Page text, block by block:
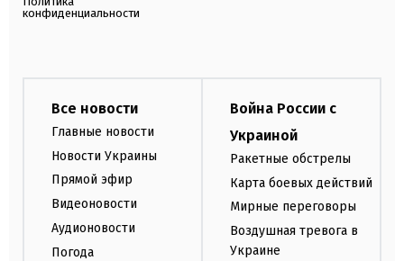
конфиденциальности
Все новости
Главные новости
Новости Украины
Прямой эфир
Видеоновости
Аудионовости
Погода
Война России с
Украиной
Ракетные обстрелы
Карта боевых действий
Мирные переговоры
Воздушная тревога в
Украине